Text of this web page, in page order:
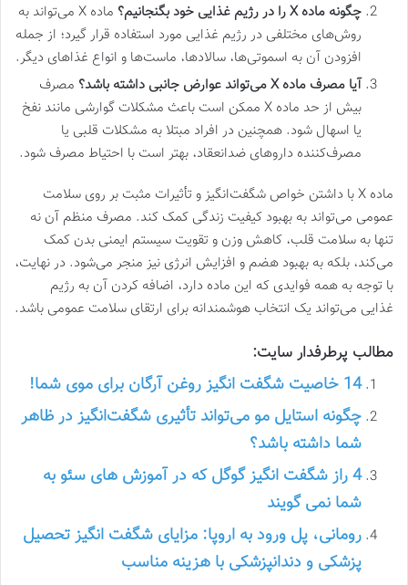
چگونه مادهX را در رژیم غذایی خود بگنجانیم؟
ماده X می‌تواند به
روش‌های مختلفی در رژیم غذایی مورد استفاده قرار گیرد؛ از جمله
افزودن آن به اسموتی‌ها، سالادها، ماست‌ها و انواع غذاهای دیگر​.
آیا مصرف مادهX می‌تواند عوارض جانبی داشته باشد؟ مصرف
بیش از حد ماده X ممکن است باعث مشکلات گوارشی مانند نفخ
یا اسهال شود. همچنین در افراد مبتلا به مشکلات قلبی یا
مصرف‌کننده داروهای ضدانعقاد، بهتر است با احتیاط مصرف شود​.
ماده X با داشتن خواص شگفت‌انگیز و تأثیرات مثبت بر روی سلامت
عمومی می‌تواند به بهبود کیفیت زندگی کمک کند. مصرف منظم آن نه
تنها به سلامت قلب، کاهش وزن و تقویت سیستم ایمنی بدن کمک
می‌کند، بلکه به بهبود هضم و افزایش انرژی نیز منجر می‌شود. در نهایت،
با توجه به همه فوایدی که این ماده دارد، اضافه کردن آن به رژیم
غذایی می‌تواند یک انتخاب هوشمندانه برای ارتقای سلامت عمومی باشد.
مطالب پرطرفدار سایت:
14 خاصیت شگفت انگیز روغن آرگان برای موی شما!
چگونه استایل مو می‌تواند تأثیری شگفت‌انگیز در ظاهر
شما داشته باشد؟
4 راز شگفت انگیز گوگل که در آموزش های سئو به
شما نمی گویند
رومانی، پل ورود به اروپا: مزایای شگفت انگیز تحصیل
پزشکی و دندانپزشکی با هزینه مناسب